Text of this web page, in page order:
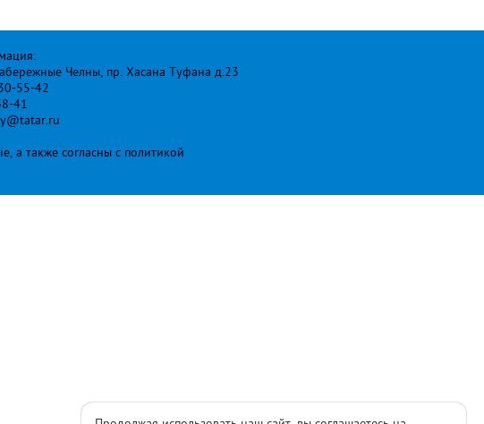
Челны, пр. Хасана Туфана д.23
55-42
41
а также согласны с политикой